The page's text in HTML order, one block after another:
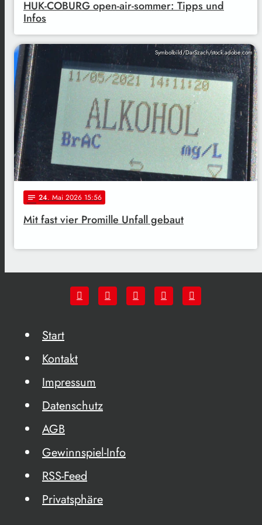
HUK-COBURG open-air-sommer: Tipps und
Infos
Symbolbild/DarSzach/stock.adobe.com
notes 24. Mai 2026 15:56
Mit fast vier Promille Unfall gebaut
Start
Kontakt
Impressum
Datenschutz
AGB
Gewinnspiel-Info
RSS-Feed
Privatsphäre